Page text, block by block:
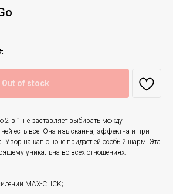
Out of stock
2 в 1 не заставляет выбирать между
есть все! Она изысканна, эффектна и при
Узор на капюшоне придает ей особый шарм. Эта
уникальна во всех отношениях.
MAX-CLICK;